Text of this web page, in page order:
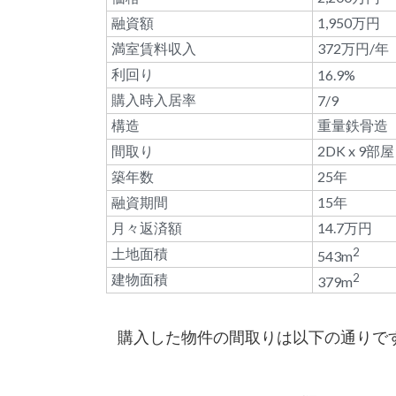
融資額
1,950万円
満室賃料収入
372万円/年
利回り
16.9%
購入時入居率
7/9
構造
重量鉄骨造
間取り
2DK x 9部屋
築年数
25年
融資期間
15年
月々返済額
14.7万円
土地面積
543m2
建物面積 379m2
購入した物件の間取りは以下の通りで